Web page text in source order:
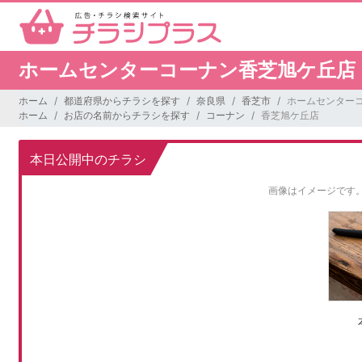
ホームセンターコーナン香芝旭ケ丘店
ホーム 都道府県からチラシを探す 奈良県 香芝市
ホームセンター
ホーム
お店の名前からチラシを探す コーナン 香芝旭ケ丘店
本日公開中のチラシ
画像はイメージです